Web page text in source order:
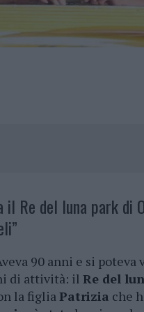
Re del luna park di
90 anni e si
di attività: il Re del
la figliaPatrizia che